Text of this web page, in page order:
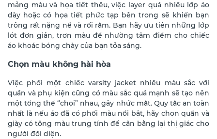
mảng màu và họa tiết thêu, việc layer quá nhiều lớp áo
dày hoặc có họa tiết phức tạp bên trong sẽ khiến bạn
trông rất nặng nề và rối rắm. Bạn hãy ưu tiên những lớp
lót đơn giản, trơn màu để nhường tâm điểm cho chiếc
áo khoác bóng chày của bạn tỏa sáng.
Chọn màu không hài hòa
Việc phối một chiếc varsity jacket nhiều màu sắc với
quần và phụ kiện cũng có màu sắc quá mạnh sẽ tạo nên
một tổng thể “chọi” nhau, gây nhức mắt. Quy tắc an toàn
nhất là nếu áo đã có phối màu nổi bật, hãy chọn quần và
giày có tông màu trung tính để cân bằng lại thị giác cho
người đối diện.